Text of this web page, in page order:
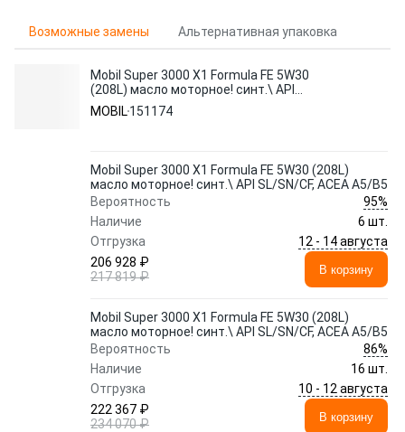
Возможные замены Альтернативная упаковка
Mobil Super 3000 X1 Formula FE 5W30
(208L) масло моторное! синт.\ API
SL/SN/CF, ACEA A5/B5
MOBIL151174
Mobil Super 3000 X1 Formula FE 5W30 (208L)
масло моторное! синт.\ API SL/SN/CF, ACEA A5/B5
Вероятность
95%
Наличие
6 шт.
Отгрузка
12 - 14 августа
206 928 ₽
217 819 ₽
В корзину
Mobil Super 3000 X1 Formula FE 5W30 (208L)
масло моторное! синт.\ API SL/SN/CF, ACEA A5/B5
Вероятность
86%
Наличие
16 шт.
Отгрузка
10 - 12 августа
222 367 ₽
234 070 ₽
В корзину